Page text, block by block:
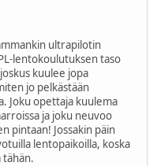
ultrapilotin
lentokoulutuksen taso
kuulee jopa
jo pelkästään
Joku opettaja kuulema
ja joku neuvoo
pintaan! Jossakin päin
lentopaikoilla, koska
tähän.